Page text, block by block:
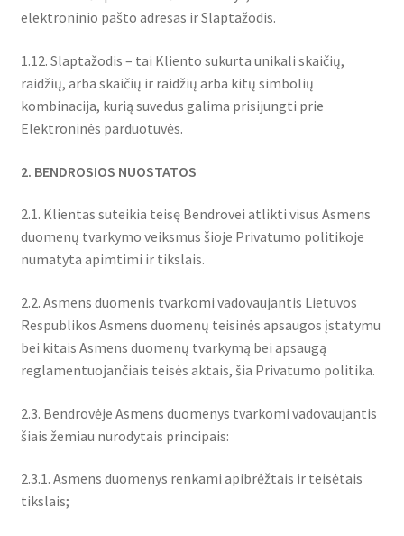
elektroninio pašto adresas ir Slaptažodis.
1.12. Slaptažodis – tai Kliento sukurta unikali skaičių,
raidžių, arba skaičių ir raidžių arba kitų simbolių
kombinacija, kurią suvedus galima prisijungti prie
Elektroninės parduotuvės.
2. BENDROSIOS NUOSTATOS
2.1. Klientas suteikia teisę Bendrovei atlikti visus Asmens
duomenų tvarkymo veiksmus šioje Privatumo politikoje
numatyta apimtimi ir tikslais.
2.2. Asmens duomenis tvarkomi vadovaujantis Lietuvos
Respublikos Asmens duomenų teisinės apsaugos įstatymu
bei kitais Asmens duomenų tvarkymą bei apsaugą
reglamentuojančiais teisės aktais, šia Privatumo politika.
2.3. Bendrovėje Asmens duomenys tvarkomi vadovaujantis
šiais žemiau nurodytais principais:
2.3.1. Asmens duomenys renkami apibrėžtais ir teisėtais
tikslais;